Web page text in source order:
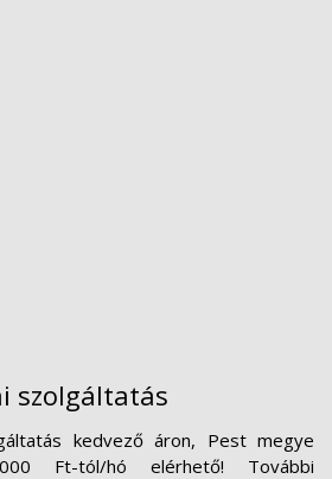
szolgáltatás
kedvező áron, Pest megye
Ft-tól/hó elérhető! További